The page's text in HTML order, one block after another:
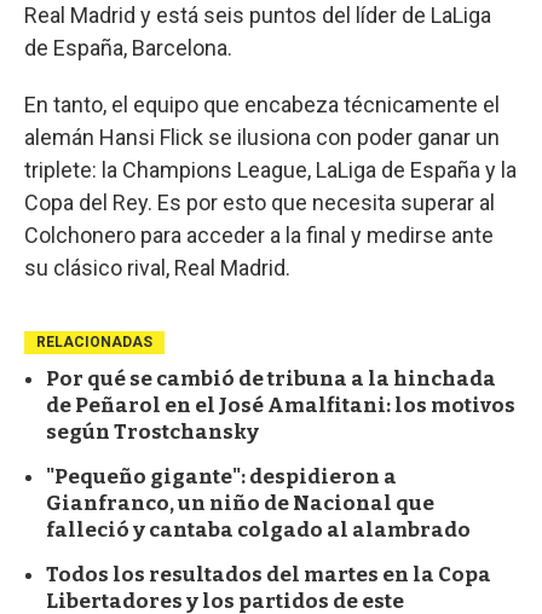
Real Madrid y está seis puntos del líder de LaLiga
de España, Barcelona.
En tanto, el equipo que encabeza técnicamente el
alemán Hansi Flick se ilusiona con poder ganar un
triplete: la Champions League, LaLiga de España y la
Copa del Rey. Es por esto que necesita superar al
Colchonero para acceder a la final y medirse ante
su clásico rival, Real Madrid.
RELACIONADAS
Por qué se cambió de tribuna a la hinchada
de Peñarol en el José Amalfitani: los motivos
según Trostchansky
"Pequeño gigante": despidieron a
Gianfranco, un niño de Nacional que
falleció y cantaba colgado al alambrado
Todos los resultados del martes en la Copa
Libertadores y los partidos de este